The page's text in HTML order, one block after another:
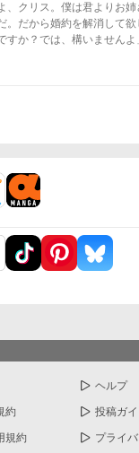
、クリス。僕は君よりお
から婚約を解消して欲しい」 「婚約破棄
では、構いませんよ」 「ありがとう」 私は婚
棄した。 書類にサインをし、慰謝料も請求
ヘルプ
約 投稿ガ
規約 プライ